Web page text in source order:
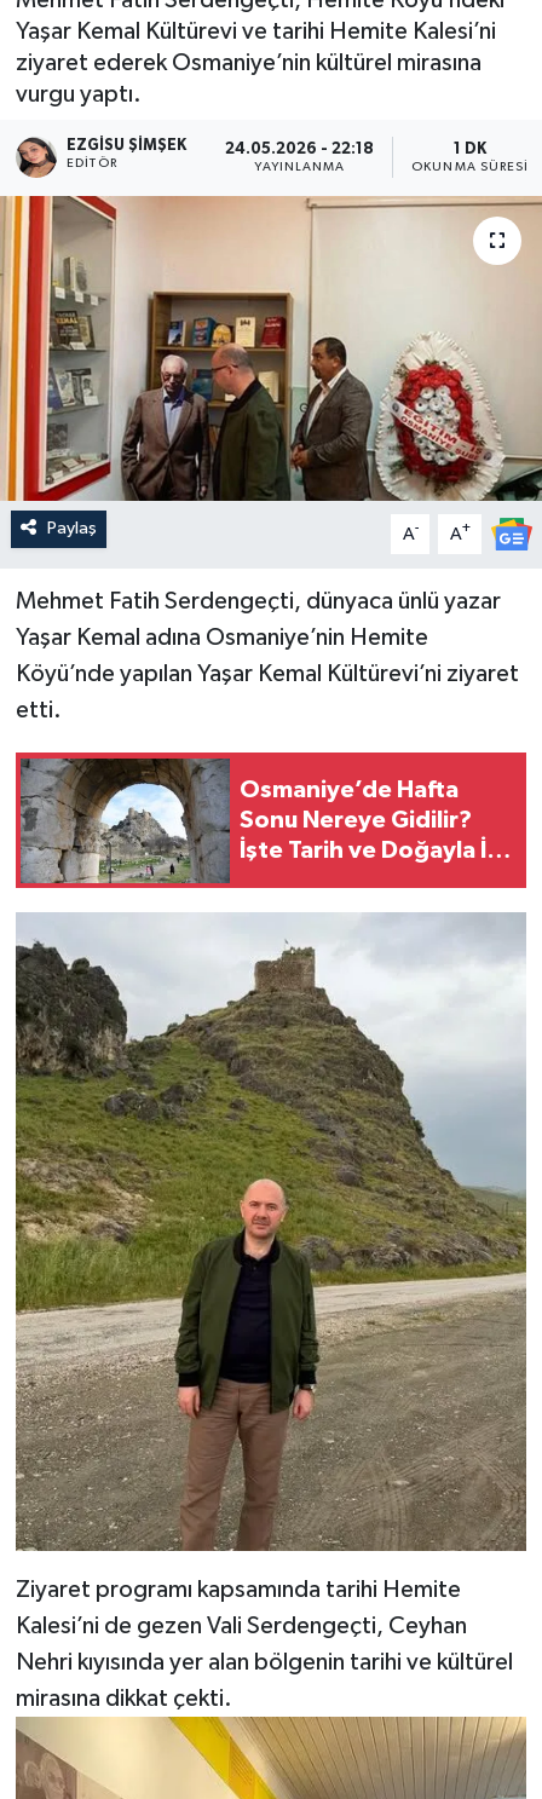
Yaşar Kemal Kültürevi ve tarihi Hemite Kalesi’ni
ziyaret ederek Osmaniye’nin kültürel mirasına
vurgu yaptı.
EZGISU ŞIMŞEK
EDITÖR
24.05.2026 - 22:18
YAYINLANMA
1 DK
OKUNMA SÜRESI
Paylaş A- A+
Mehmet Fatih Serdengeçti, dünyaca ünlü yazar
Yaşar Kemal adına Osmaniye’nin Hemite
Köyü’nde yapılan Yaşar Kemal Kültürevi’ni ziyaret
etti.
Osmaniye’de Hafta
Sonu Nereye Gidilir?
İşte Tarih ve Doğayla İç
Ziyaret programı kapsamında tarihi Hemite
Kalesi’ni de gezen Vali Serdengeçti, Ceyhan
Nehri kıyısında yer alan bölgenin tarihi ve kültürel
mirasına dikkat çekti.